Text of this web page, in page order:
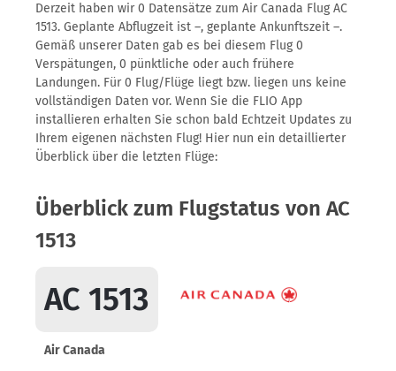
Derzeit haben wir 0 Datensätze zum Air Canada Flug AC
1513. Geplante Abflugzeit ist –, geplante Ankunftszeit –.
Gemäß unserer Daten gab es bei diesem Flug 0
Verspätungen, 0 pünktliche oder auch frühere
Landungen. Für 0 Flug/Flüge liegt bzw. liegen uns keine
vollständigen Daten vor. Wenn Sie die FLIO App
installieren erhalten Sie schon bald Echtzeit Updates zu
Ihrem eigenen nächsten Flug! Hier nun ein detaillierter
Überblick über die letzten Flüge:
Überblick zum Flugstatus von AC
1513
AC 1513
Air Canada